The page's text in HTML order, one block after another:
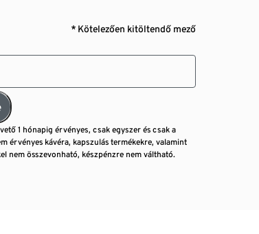
* Kötelezően kitöltendő mező
1 hónapig érvényes, csak egyszer és csak a
érvényes kávéra, kapszulás termékekre, valamint
nem összevonható, készpénzre nem váltható.